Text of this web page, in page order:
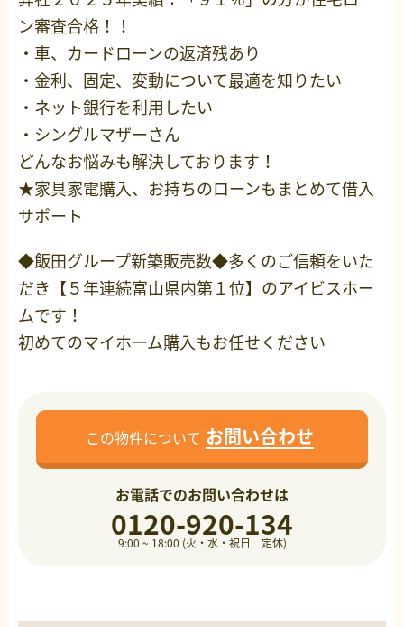
ン審査合格！！
・車、カードローンの返済残あり
・金利、固定、変動について最適を知りたい
・ネット銀行を利用したい
・シングルマザーさん
どんなお悩みも解決しております！
★家具家電購入、お持ちのローンもまとめて借入
サポート
◆飯田グループ新築販売数◆多くのご信頼をいた
だき【５年連続富山県内第１位】のアイビスホー
ムです！
初めてのマイホーム購入もお任せください
この物件について お問い合わせ
お電話でのお問い合わせは
0120-920-134
9:00 ~ 18:00 (火・水・祝日 定休)